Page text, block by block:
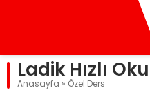
Ladik Hızlı
Anasayfa » Özel Ders